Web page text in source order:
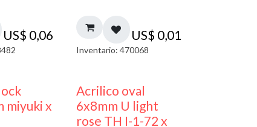
US$ 0,06 US$ 0,01
Inventario: 470068
¡NUEVO!
miyuki x
Acrilico oval
6x8mm U light
rose TH I-1-72 x